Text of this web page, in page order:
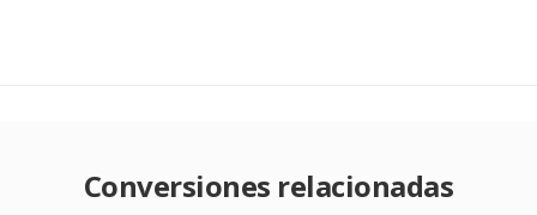
Conversiones relacionadas